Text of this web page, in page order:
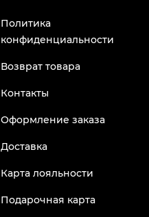
Политика
конфиденциальности
Возврат товара
Контакты
Оформление заказа
Доставка
Карта лояльности
Подарочная карта